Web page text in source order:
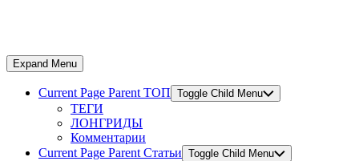
Expand Menu
Current Page Parent ТОП Toggle Child Menu
ТЕГИ
ЛОНГРИДЫ
Комментарии
Current Page Parent Статьи Toggle Child Menu